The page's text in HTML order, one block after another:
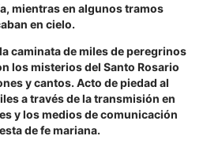
mientras en algunos tramos
en cielo.
caminata de miles de peregrinos
los misterios del Santo Rosario
y cantos. Acto de piedad al
a través de la transmisión en
y los medios de comunicación
de fe mariana.